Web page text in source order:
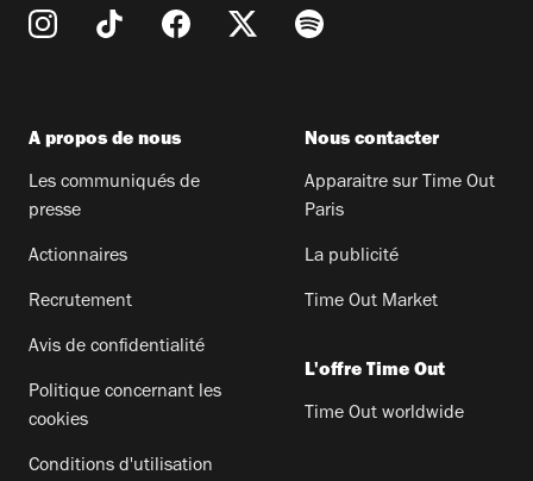
A propos de nous
Les communiqués de
presse
Actionnaires
Recrutement
Avis de confidentialité
Politique concernant les
cookies
Conditions d'utilisation
Nous contacter
Apparaitre sur Time Out
Paris
La publicité
Time Out Market
L'offre Time Out
Time Out worldwide